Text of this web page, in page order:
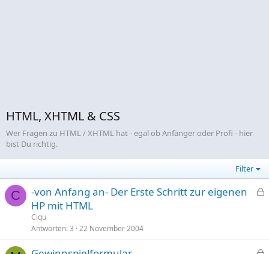
HTML, XHTML & CSS
Wer Fragen zu HTML / XHTML hat - egal ob Anfänger oder Profi - hier
bist Du richtig.
Filter
C
e
-von Anfang an- Der Erste Schritt zur eigenen
HP mit HTML
Ciqu
Antworten 3 22 November 2004